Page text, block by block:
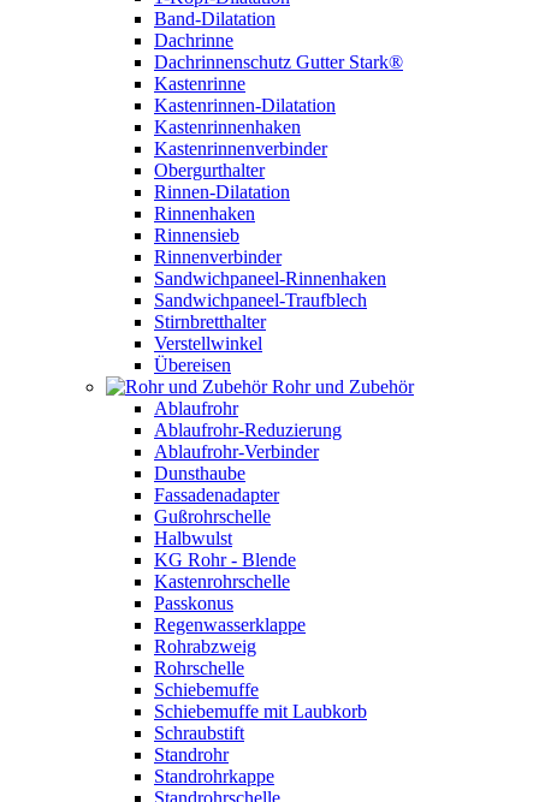
Band-Dilatation
Dachrinne
Dachrinnenschutz Gutter Stark®
Kastenrinne
Kastenrinnen-Dilatation
Kastenrinnenhaken
Kastenrinnenverbinder
Obergurthalter
Rinnen-Dilatation
Rinnenhaken
Rinnensieb
Rinnenverbinder
Sandwichpaneel-Rinnenhaken
Sandwichpaneel-Traufblech
Stirnbretthalter
Verstellwinkel
Übereisen
Rohr und Zubehör
Ablaufrohr
Ablaufrohr-Reduzierung
Ablaufrohr-Verbinder
Dunsthaube
Fassadenadapter
Gußrohrschelle
Halbwulst
KG Rohr - Blende
Kastenrohrschelle
Passkonus
Regenwasserklappe
Rohrabzweig
Rohrschelle
Schiebemuffe
Schiebemuffe mit Laubkorb
Schraubstift
Standrohr
Standrohrkappe
Standrohrschelle